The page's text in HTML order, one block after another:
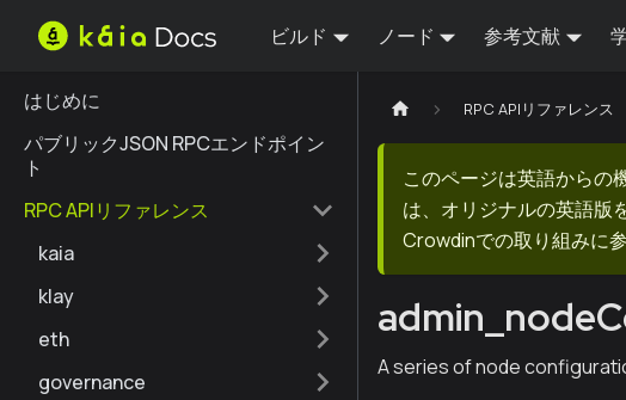
ビルド ノード 参考文献
はじめに
パブリックJSON RPCエンドポイン
ト
RPC APIリファレンス
kaia
klay
eth
governance
RPC APIリファレンス
このページは英語からの
は、オリジナルの英語版
Crowdinでの取り組みに
A series of node